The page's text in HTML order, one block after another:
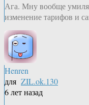
Ага. Мну вообще
изменение тарифов и
Henren
для ZIL.ok.130
6 лет назад